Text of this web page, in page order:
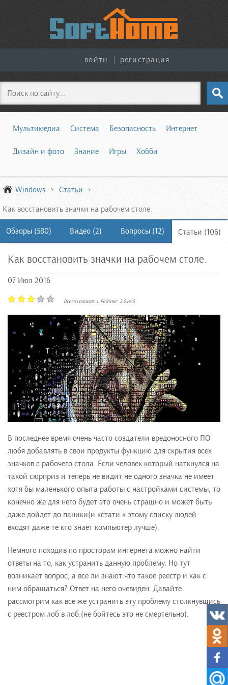
войти регистрация
Поиск
Мультимедиа Система Безопасность Интернет
Дизайн и фото Знание Игры Хобби
Windows
Статьи
Как восстановить значки на рабочем столе.
Обзоры (580) Видео (2) Вопросы (12) Статьи (106)
Как восстановить значки на рабочем столе.
07 Июл 2016
Всего голосов: 1. Рейтинг:2.5из5
В последнее время очень часто создатели вредоносного ПО
любя добавлять в свои продукты функцию для скрытия всех
значков с рабочего стола. Если человек который наткнулся на
такой сюрприз и теперь не видит не одного значка не имеет
хотя бы маленького опыта работы с настройками системы, то
конечно же для него будет это очень страшно и может быть
даже дойдет до паники(и кстати к этому списку людей
входят даже те кто знает компьютер лучше).
Немного походив по просторам интернета можно найти
ответы на то, как устранить данную проблему. Но тут
возникает вопрос, а все ли знают что такое реестр и как с
ним обращаться? Ответ на него очевиден. Давайте
рассмотрим как все же устранить эту проблему столкнувшись
с реестром лоб в лоб.(не бойтесь это не смертельно).